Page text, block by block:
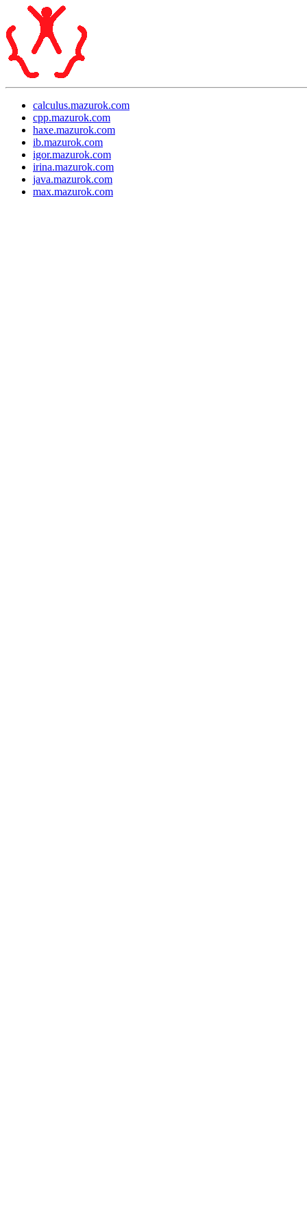
calculus.mazurok.com
cpp.mazurok.com
haxe.mazurok.com
ib.mazurok.com
igor.mazurok.com
irina.mazurok.com
java.mazurok.com
max.mazurok.com